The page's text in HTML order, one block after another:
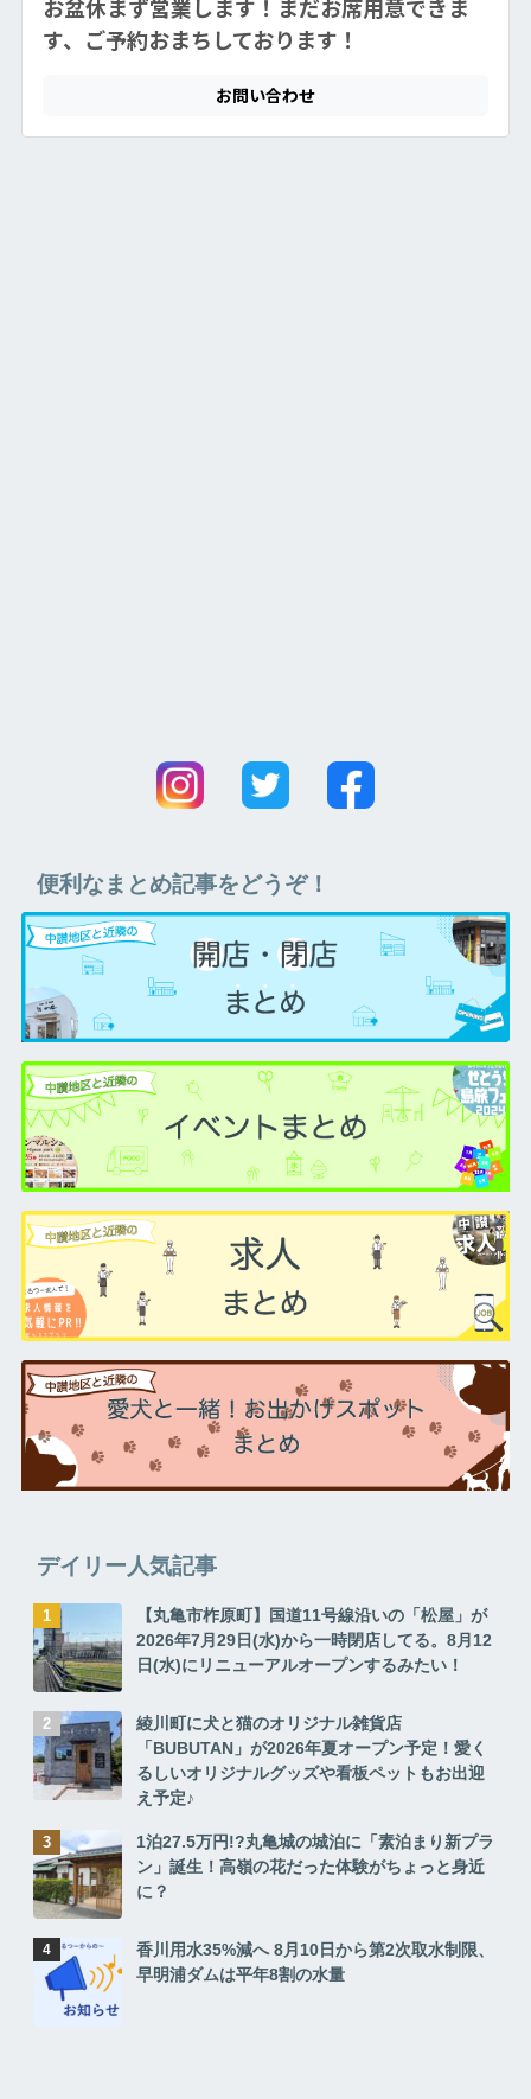
便利なまとめ記事をどうぞ！
デイリー人気記事
【丸亀市柞原町】国道11号線沿いの「松屋」が
2026年7月29日(水)から一時閉店してる。8月12
日(水)にリニューアルオープンするみたい！
綾川町に犬と猫のオリジナル雑貨店
「BUBUTAN」が2026年夏オープン予定！愛く
るしいオリジナルグッズや看板ペットもお出迎
え予定♪
1泊27.5万円!?丸亀城の城泊に「素泊まり新プラ
ン」誕生！高嶺の花だった体験がちょっと身近
に？
香川用水35%減へ 8月10日から第2次取水制限、
早明浦ダムは平年8割の水量